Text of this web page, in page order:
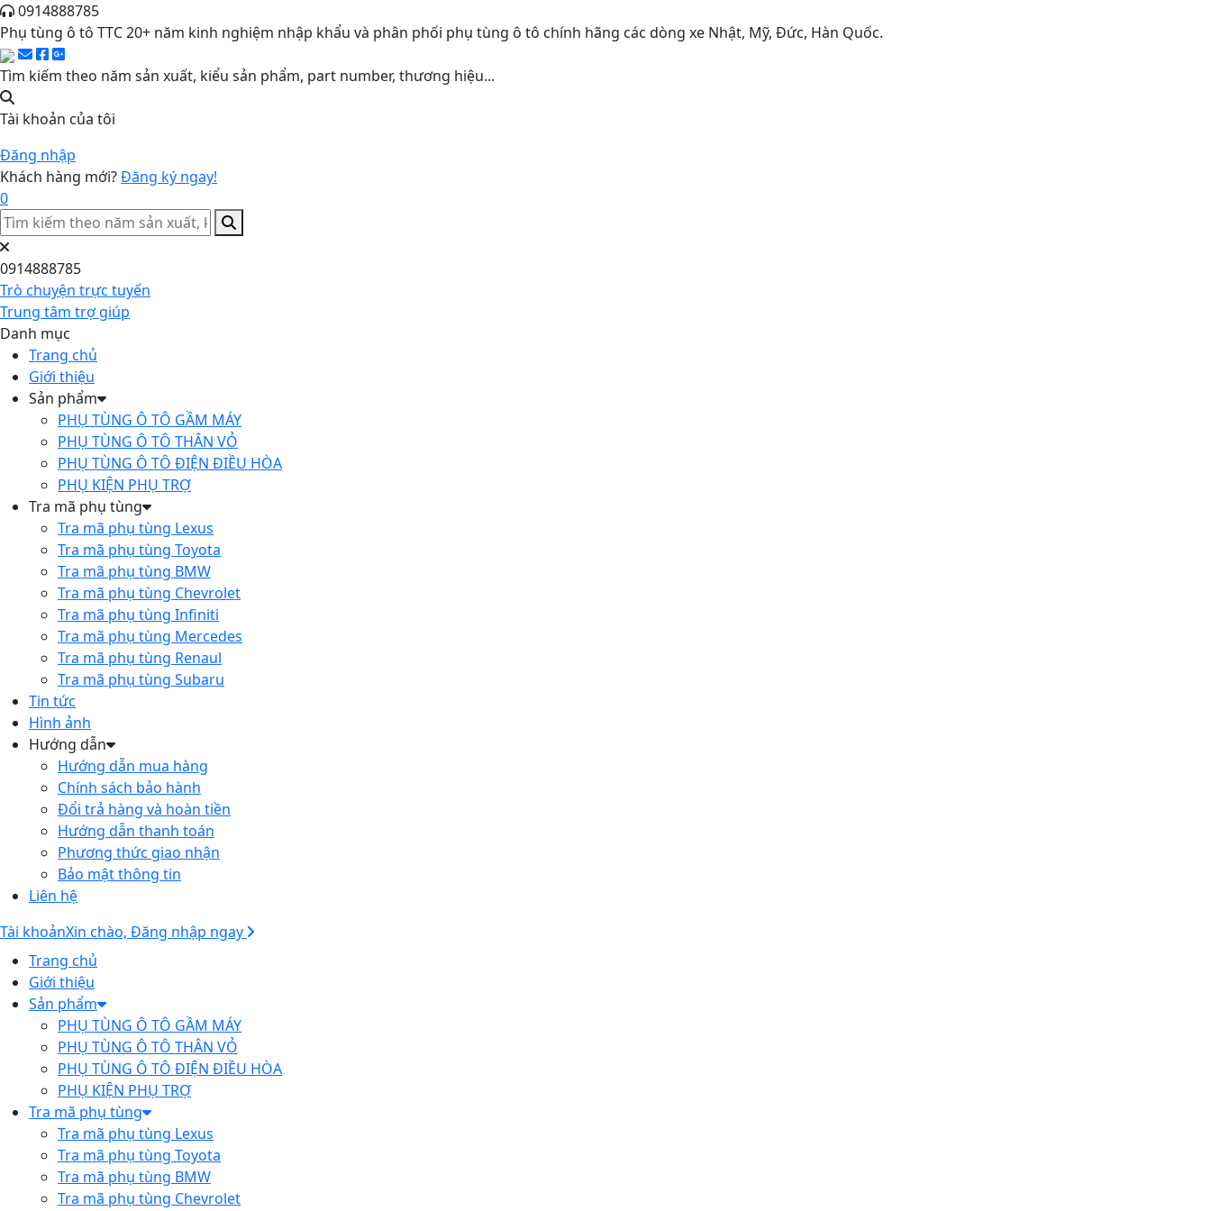
0914888785
Phụ tùng ô tô TTC 20+ năm kinh nghiệm nhập khẩu và phân phối phụ tùng ô tô chính hãng các dòng xe Nhật, Mỹ, Đức, Hàn Quốc.
Tìm kiếm theo năm sản xuất, kiểu sản phẩm, part number, thương hiệu...
Tài khoản của tôi
Đăng nhập
Khách hàng mới?Đăng ký ngay!
0
0914888785
Trò chuyện trực tuyến
Trung tâm trợ giúp
Danh mục
Trang chủ
Giới thiệu
Sản phẩm
PHỤ TÙNG Ô TÔ GẦM MÁY
PHỤ TÙNG Ô TÔ THÂN VỎ
PHỤ TÙNG Ô TÔ ĐIỆN ĐIỀU HÒA
PHỤ KIỆN PHỤ TRỢ
Tra mã phụ tùng
Tra mã phụ tùng Lexus
Tra mã phụ tùng Toyota
Tra mã phụ tùng BMW
Tra mã phụ tùng Chevrolet
Tra mã phụ tùng Infiniti
Tra mã phụ tùng Mercedes
Tra mã phụ tùng Renaul
Tra mã phụ tùng Subaru
Tin tức
Hình ảnh
Hướng dẫn
Hướng dẫn mua hàng
Chính sách bảo hành
Đổi trả hàng và hoàn tiền
Hướng dẫn thanh toán
Phương thức giao nhận
Bảo mật thông tin
Liên hệ
Tài khoảnXin chào, Đăng nhập ngay
Trang chủ
Giới thiệu
Sản phẩm
PHỤ TÙNG Ô TÔ GẦM MÁY
PHỤ TÙNG Ô TÔ THÂN VỎ
PHỤ TÙNG Ô TÔ ĐIỆN ĐIỀU HÒA
PHỤ KIỆN PHỤ TRỢ
Tra mã phụ tùng
Tra mã phụ tùng Lexus
Tra mã phụ tùng Toyota
Tra mã phụ tùng BMW
Tra mã phụ tùng Chevrolet